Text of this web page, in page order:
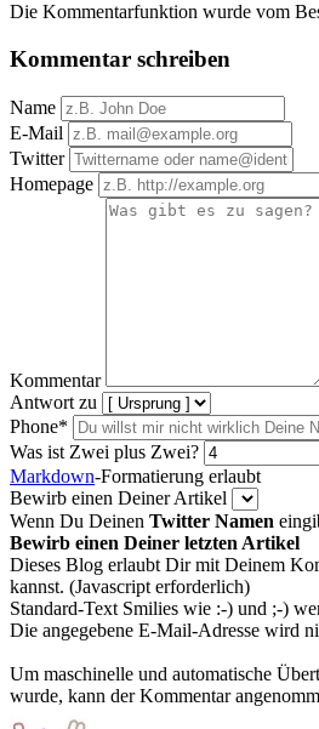
Die Kommentarfunktion wurde vom
Kommentar schreiben
Name
E-Mail
Twitter
Homepage
Kommentar
Antwort zu
Phone*
Was ist Zwei plus Zwei?
Markdown-Formatierung erlaubt
Bewirb einen Deiner Artikel
Wenn Du Deinen Twitter Namen
Bewirb einen Deiner letzten Artikel
Dieses Blog erlaubt Dir mit Deinem
kannst. (Javascript erforderlich)
Standard-Text Smilies wie :-) und ;-)
Die angegebene E-Mail-Adresse wird
Um maschinelle und automatische
wurde, kann der Kommentar